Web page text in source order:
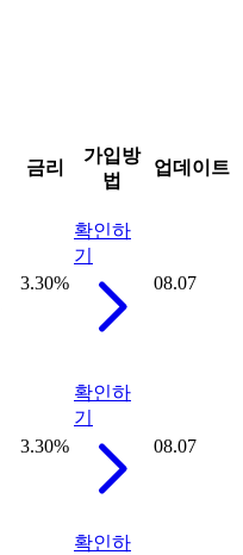
금리
가입방
법
업데이트
3.30%
확인하
기
08.07
3.30%
확인하
기
08.07
확인하